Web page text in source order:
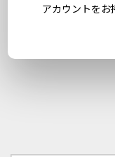
アカウントをお